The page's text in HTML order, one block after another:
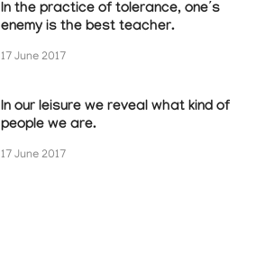
In the practice of tolerance, one’s
enemy is the best teacher.
17 June 2017
In our leisure we reveal what kind of
people we are.
17 June 2017